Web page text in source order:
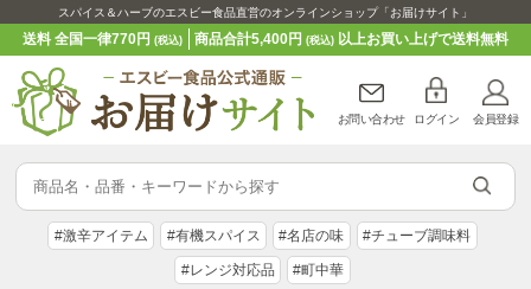
スパイス＆ハーブのエスビー食品直営のオンラインショップ「お届けサイト」
送料 全国一律770円(税込) 商品合計5,400円 (税込)以上お買い上げで送料無料
お問い合わせ ログイン 会員登録
#激辛アイテム #有機スパイス #名店の味 #チューブ調味料
#レンジ対応品 #町中華